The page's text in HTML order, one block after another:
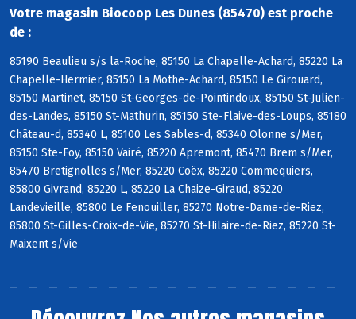
Votre magasin Biocoop Les Dunes (85470) est proche
de :
85190 Beaulieu s/s la-Roche, 85150 La Chapelle-Achard, 85220 La
Chapelle-Hermier, 85150 La Mothe-Achard, 85150 Le Girouard,
85150 Martinet, 85150 St-Georges-de-Pointindoux, 85150 St-Julien-
des-Landes, 85150 St-Mathurin, 85150 Ste-Flaive-des-Loups, 85180
Château-d, 85340 L, 85100 Les Sables-d, 85340 Olonne s/Mer,
85150 Ste-Foy, 85150 Vairé, 85220 Apremont, 85470 Brem s/Mer,
85470 Bretignolles s/Mer, 85220 Coëx, 85220 Commequiers,
85800 Givrand, 85220 L, 85220 La Chaize-Giraud, 85220
Landevieille, 85800 Le Fenouiller, 85270 Notre-Dame-de-Riez,
85800 St-Gilles-Croix-de-Vie, 85270 St-Hilaire-de-Riez, 85220 St-
Maixent s/Vie